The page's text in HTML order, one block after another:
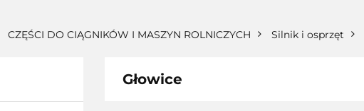
CZĘŚCI DO CIĄGNIKÓW I MASZYN ROLNICZYCH Silnik i osprzęt
Głowice